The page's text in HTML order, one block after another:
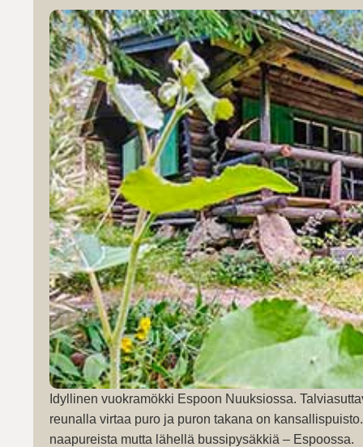
Idyllinen vuokramökki Espoon Nuuksiossa.
reunalla virtaa puro ja puron takana on
naapureista mutta lähellä bussipysäkkiä – Espoossa.